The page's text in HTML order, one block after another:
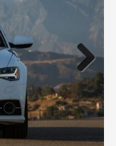
Next